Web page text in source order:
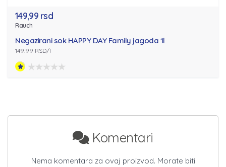
149,99 rsd
Rauch
Negazirani sok HAPPY DAY Family jagoda 1l
149.99 RSD/l
Komentari
Nema komentara za ovaj proizvod. Morate biti